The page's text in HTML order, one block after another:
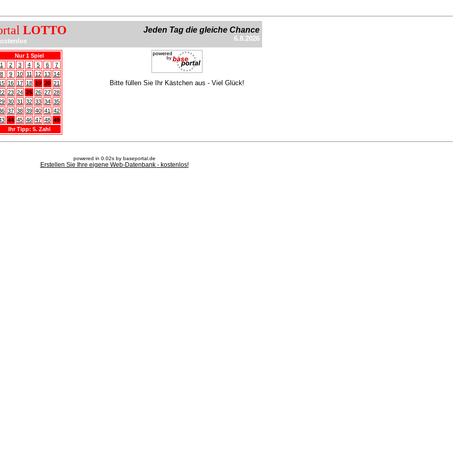
LOTTO Jeden Tag die gleiche Chance
6.8.2026
Nur 1 Spiel
1
2 3 4 5 6
7
8
9 10 11 12 13 14
16 17 18 19 20 21
23 24 25 26 27 28
30 31 32 33 34 35
37 38 39 40 41
42
44 45 46 47 48 49
Ihr Tipp: 5. Zahl
Bitte füllen Sie Ihr Kästchen aus - Viel Glück!
powered in 0.02s by baseportal.de
Erstellen Sie Ihre eigene Web-Datenbank - kostenlos!